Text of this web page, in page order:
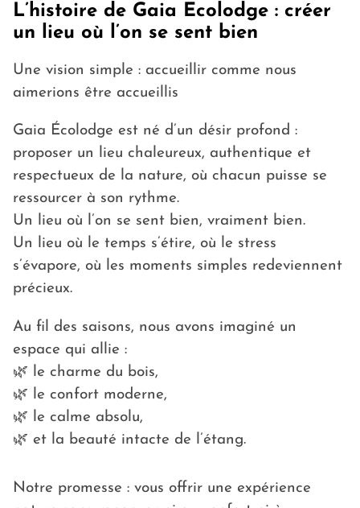
L’histoire de Gaia Ecolodge : créer
un lieu où l’on se sent bien
Une vision simple : accueillir comme nous
aimerions être accueillis
Gaia Écolodge est né d’un désir profond :
proposer un lieu chaleureux, authentique et
respectueux de la nature, où chacun puisse se
ressourcer à son rythme.
Un lieu où l’on se sent bien, vraiment bien.
Un lieu où le temps s’étire, où le stress
s’évapore, où les moments simples redeviennent
précieux.
Au fil des saisons, nous avons imaginé un
espace qui allie :
🌿 le charme du bois,
🌿 le confort moderne,
🌿 le calme absolu,
🌿 et la beauté intacte de l’étang.
Notre promesse : vous offrir une expérience